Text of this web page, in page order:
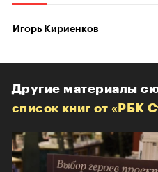
Игорь Кириенков
Другие материалы
список книг от «РБК